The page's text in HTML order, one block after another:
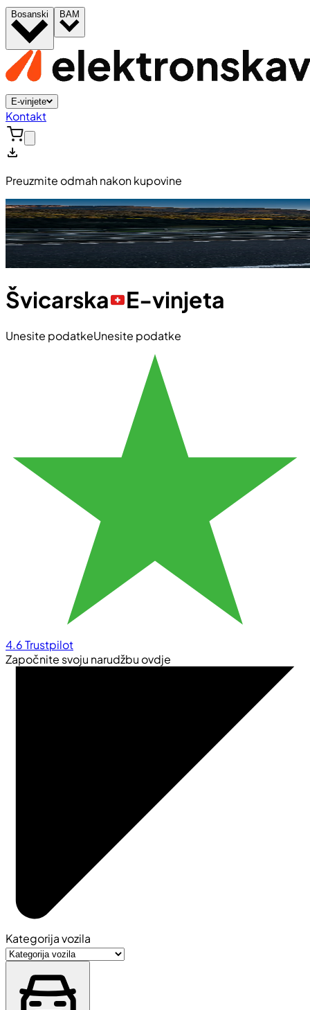
Bosanski BAM
E-vinjete
Kontakt
Preuzmite odmah nakon kupovine
Švicarska E-vinjeta
Unesite podatkeUnesite podatke
4.6Trustpilot
Započnite svoju narudžbu ovdje
Kategorija vozila